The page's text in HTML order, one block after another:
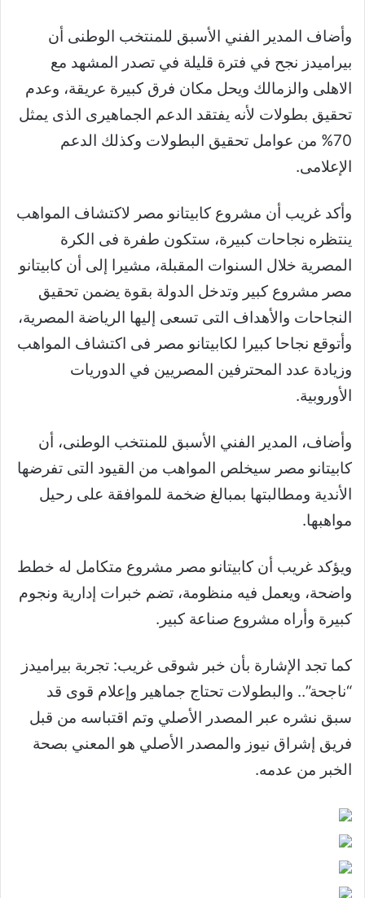
وأضاف المدير الفني الأسبق للمنتخب الوطنى أن
بيراميدز نجح في فترة قليلة في تصدر المشهد مع
الاهلى والزمالك ويحل مكان فرق كبيرة عريقة، وعدم
تحقيق بطولات لأنه يفتقد الدعم الجماهيرى الذى يمثل
70% من عوامل تحقيق البطولات وكذلك الدعم
الإعلامى.
وأكد غريب أن مشروع كابيتانو مصر لاكتشاف المواهب
ينتظره نجاحات كبيرة، ستكون طفرة فى الكرة
المصرية خلال السنوات المقبلة، مشيرا إلى أن كابيتانو
مصر مشروع كبير وتدخل الدولة بقوة يضمن تحقيق
النجاحات والأهداف التى تسعى إليها الرياضة المصرية،
وأتوقع نجاحا كبيرا لكابيتانو مصر فى اكتشاف المواهب
وزيادة عدد المحترفين المصريين في الدوريات
الأوروبية.
وأضاف، المدير الفني الأسبق للمنتخب الوطنى، أن
كابيتانو مصر سيخلص المواهب من القيود التى تفرضها
الأندية ومطالبتها بمبالغ ضخمة للموافقة على رحيل
مواهبها.
ويؤكد غريب أن كابيتانو مصر مشروع متكامل له خطط
واضحة، ويعمل فيه منظومة، تضم خبرات إدارية ونجوم
كبيرة وأراه مشروع صناعة كبير.
كما تجد الإشارة بأن خبر شوقى غريب: تجربة بيراميدز
“ناجحة”.. والبطولات تحتاج جماهير وإعلام قوى قد
سبق نشره عبر المصدر الأصلي وتم اقتباسه من قبل
فريق إشراق نيوز والمصدر الأصلي هو المعني بصحة
الخبر من عدمه.